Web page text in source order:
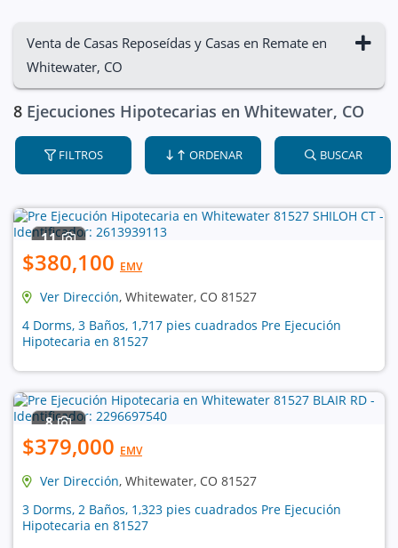
Venta de Casas Reposeídas y Casas en Remate en
Whitewater, CO
8 Ejecuciones Hipotecarias en Whitewater, CO
FILTROS ORDENAR BUSCAR
11
$380,100 EMV
Ver Dirección, Whitewater, CO 81527
4 Dorms, 3 Baños, 1,717 pies cuadrados Pre Ejecución
Hipotecaria en 81527
8
$379,000 EMV
Ver Dirección, Whitewater, CO 81527
3 Dorms, 2 Baños, 1,323 pies cuadrados Pre Ejecución
Hipotecaria en 81527